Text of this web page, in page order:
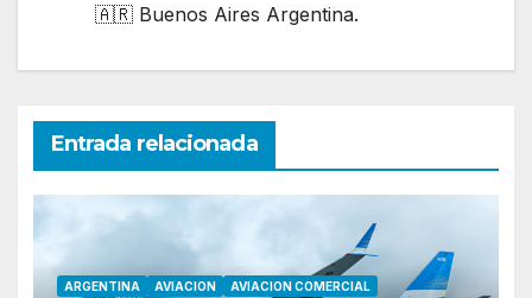
🇦🇷 Buenos Aires Argentina.
Entrada relacionada
ARGENTINA AVIACION AVIACION COMERCIAL